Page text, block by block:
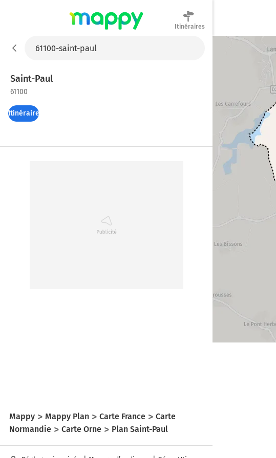
Itinéraires
Saint-Paul
61100
Itinéraires
Mappy Mappy Plan Carte France
Carte
Normandie
Carte Orne Plan Saint-Paul